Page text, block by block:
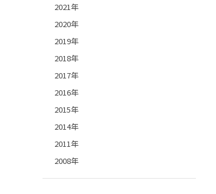
2021年
2020年
2019年
2018年
2017年
2016年
2015年
2014年
2011年
2008年